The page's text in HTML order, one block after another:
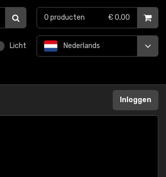
Licht Nederlands
0 producten € 0,00
Inloggen